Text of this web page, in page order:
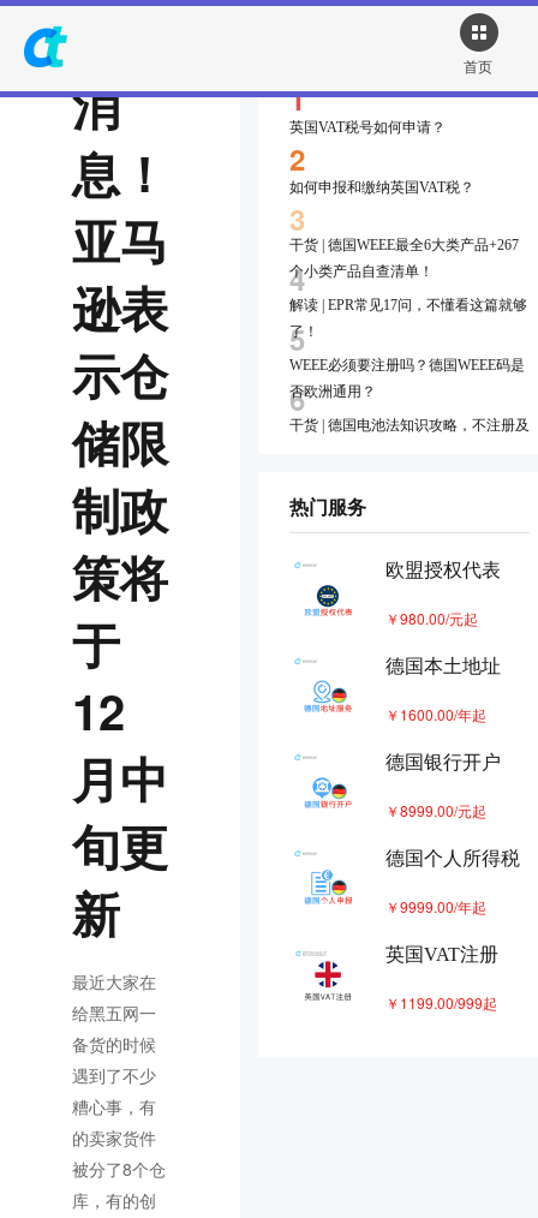
首页
消
息！
亚马
逊表
示仓
储限
制政
策将
于
12
月中
旬更
新
最近大家在
给黑五网一
备货的时候
遇到了不少
糟心事，有
的卖家货件
被分了8个仓
库，有的创
1
英国VAT税号如何申请？
2
如何申报和缴纳英国VAT税？
3
干货 | 德国WEEE最全6大类产品+267
个小类产品自查清单！
4
解读 | EPR常见17问，不懂看这篇就够
了！
5
WEEE必须要注册吗？德国WEEE码是
否欧洲通用？
6
干货 | 德国电池法知识攻略，不注册及
申报有什么后果~
8
9
德国VAT查税封号，是解封还是重新
德国vat来势汹汹，补还是不补？这笔
账您一定要算清楚
热门服务
欧盟授权代表
￥980.00/元起
德国本土地址
￥1600.00/年起
德国银行开户
￥8999.00/元起
德国个人所得税
￥9999.00/年起
英国VAT注册
￥1199.00/999起